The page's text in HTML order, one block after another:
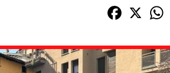
Facebook
X